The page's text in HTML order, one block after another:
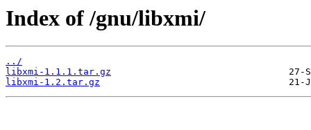
Index of /gnu/libxmi/
../
libxmi-1.1.1.tar.gz
libxmi-1.2.tar.gz